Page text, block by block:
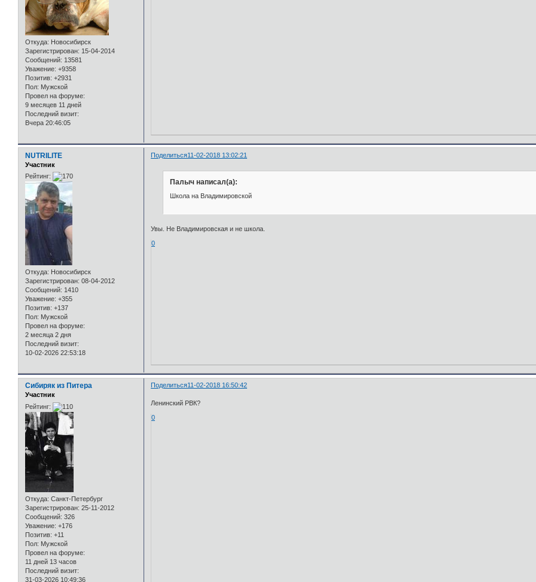
Откуда: Новосибирск
Зарегистрирован: 15-04-2014
Сообщений: 13581
Уважение: +9358
Позитив: +2931
Пол: Мужской
Провел на форуме:
9 месяцев 11 дней
Последний визит:
Вчера 20:46:05
Поделиться11-02-2018 13:02:21
NUTRILITE
Участник
Рейтинг:
Откуда: Новосибирск
Зарегистрирован: 08-04-2012
Сообщений: 1410
Уважение: +355
Позитив: +137
Пол: Мужской
Провел на форуме:
2 месяца 2 дня
Последний визит:
10-02-2026 22:53:18
Палыч написал(а):
Школа на Владимировской
Увы. Не Владимировская и не школа.
0
Поделиться11-02-2018 16:50:42
Сибиряк из Питера
Участник
Рейтинг:
Откуда: Санкт-Петербург
Зарегистрирован: 25-11-2012
Сообщений: 326
Уважение: +176
Позитив: +11
Пол: Мужской
Провел на форуме:
11 дней 13 часов
Последний визит:
31-03-2026 10:49:36
Ленинский РВК?
0